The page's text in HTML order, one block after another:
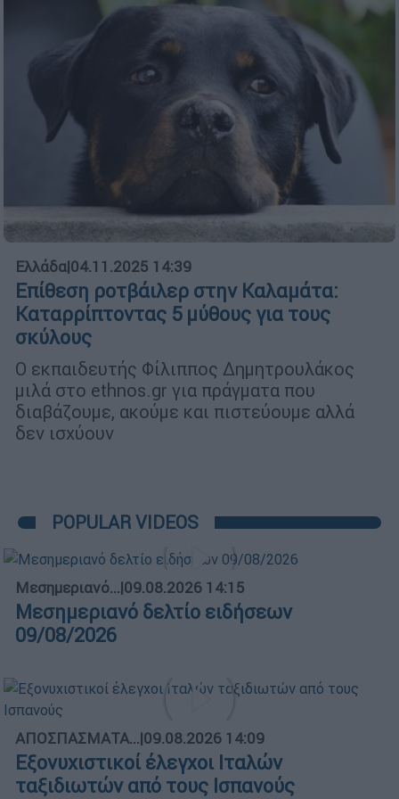
Ελλάδα|04.11.2025 14:39
Επίθεση ροτβάιλερ στην Καλαμάτα:
Καταρρίπτοντας 5 μύθους για τους
σκύλους
Ο εκπαιδευτής Φίλιππος Δημητρουλάκος
μιλά στο ethnos.gr για πράγματα που
διαβάζουμε, ακούμε και πιστεύουμε αλλά
δεν ισχύουν
POPULAR VIDEOS
Μεσημεριανό...|09.08.2026 14:15
Μεσημεριανό δελτίο ειδήσεων
09/08/2026
ΑΠΟΣΠΑΣΜΑΤΑ...|09.08.2026 14:09
Εξονυχιστικοί έλεγχοι Ιταλών
ταξιδιωτών από τους Ισπανούς